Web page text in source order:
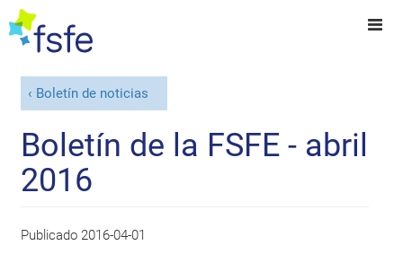
Boletín de noticias
Boletín de la FSFE - abril
2016
Publicado 2016-04-01